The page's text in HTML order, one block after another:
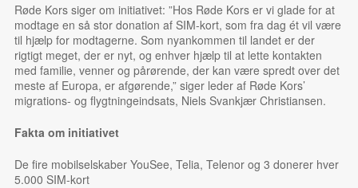
Røde Kors siger om initiativet: ”Hos Røde Kors er vi glade for at
modtage en så stor donation af SIM-kort, som fra dag ét vil være
til hjælp for modtagerne. Som nyankommen til landet er der
rigtigt meget, der er nyt, og enhver hjælp til at lette kontakten
med familie, venner og pårørende, der kan være spredt over det
meste af Europa, er afgørende,” siger leder af Røde Kors’
migrations- og flygtningeindsats, Niels Svankjær Christiansen.
Fakta om initiativet
De fire mobilselskaber YouSee, Telia, Telenor og 3 donerer hver
5.000 SIM-kort